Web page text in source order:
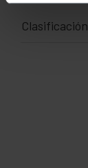
Clasificación